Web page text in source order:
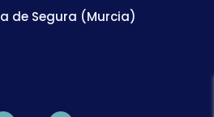
de Segura (Murcia)